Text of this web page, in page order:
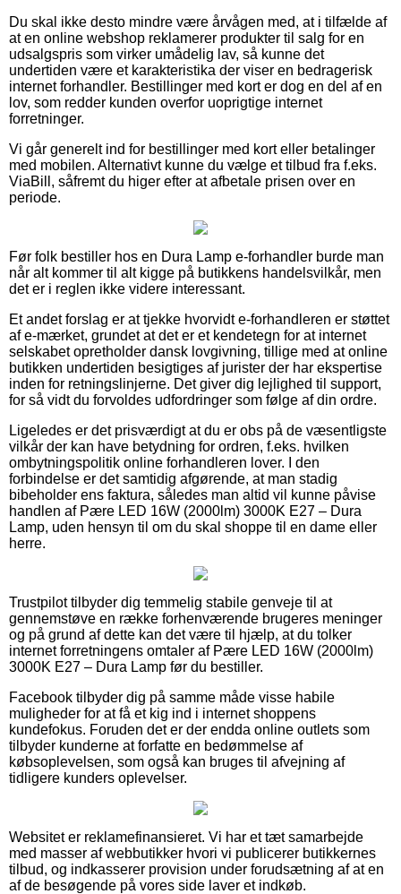
Du skal ikke desto mindre være årvågen med, at i tilfælde af
at en online webshop reklamerer produkter til salg for en
udsalgspris som virker umådelig lav, så kunne det
undertiden være et karakteristika der viser en bedragerisk
internet forhandler. Bestillinger med kort er dog en del af en
lov, som redder kunden overfor uoprigtige internet
forretninger.
Vi går generelt ind for bestillinger med kort eller betalinger
med mobilen. Alternativt kunne du vælge et tilbud fra f.eks.
ViaBill, såfremt du higer efter at afbetale prisen over en
periode.
Før folk bestiller hos en Dura Lamp e-forhandler burde man
når alt kommer til alt kigge på butikkens handelsvilkår, men
det er i reglen ikke videre interessant.
Et andet forslag er at tjekke hvorvidt e-forhandleren er støttet
af e-mærket, grundet at det er et kendetegn for at internet
selskabet opretholder dansk lovgivning, tillige med at online
butikken undertiden besigtiges af jurister der har ekspertise
inden for retningslinjerne. Det giver dig lejlighed til support,
for så vidt du forvoldes udfordringer som følge af din ordre.
Ligeledes er det prisværdigt at du er obs på de væsentligste
vilkår der kan have betydning for ordren, f.eks. hvilken
ombytningspolitik online forhandleren lover. I den
forbindelse er det samtidig afgørende, at man stadig
bibeholder ens faktura, således man altid vil kunne påvise
handlen af Pære LED 16W (2000lm) 3000K E27 – Dura
Lamp, uden hensyn til om du skal shoppe til en dame eller
herre.
Trustpilot tilbyder dig temmelig stabile genveje til at
gennemstøve en række forhenværende brugeres meninger
og på grund af dette kan det være til hjælp, at du tolker
internet forretningens omtaler af Pære LED 16W (2000lm)
3000K E27 – Dura Lamp før du bestiller.
Facebook tilbyder dig på samme måde visse habile
muligheder for at få et kig ind i internet shoppens
kundefokus. Foruden det er der endda online outlets som
tilbyder kunderne at forfatte en bedømmelse af
købsoplevelsen, som også kan bruges til afvejning af
tidligere kunders oplevelser.
Websitet er reklamefinansieret. Vi har et tæt samarbejde
med masser af webbutikker hvori vi publicerer butikkernes
tilbud, og indkasserer provision under forudsætning af at en
af de besøgende på vores side laver et indkøb.